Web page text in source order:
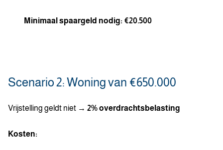
Minimaal spaargeld nodig: €20.500
Scenario 2: Woning van €650.000
Vrijstelling geldt niet → 2% overdrachtsbelasting
Kosten: